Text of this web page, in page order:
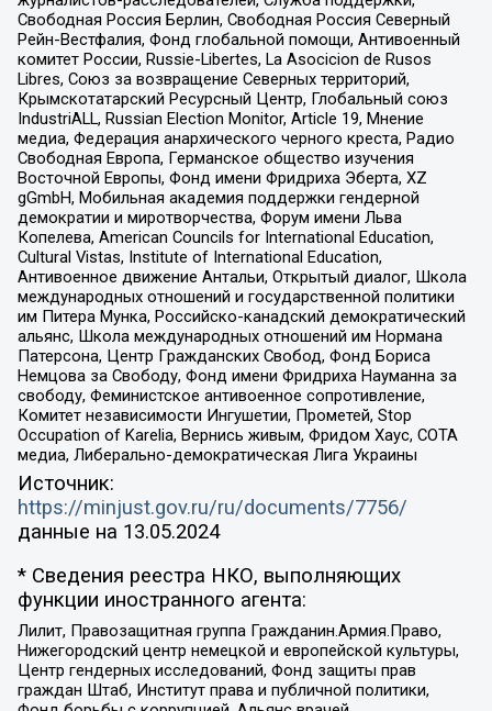
Свободная Россия Берлин, Свободная Россия Северный
Рейн-Вестфалия, Фонд глобальной помощи, Антивоенный
комитет России, Russie-Libertes, La Asocicion de Rusos
Libres, Союз за возвращение Северных территорий,
Крымскотатарский Ресурсный Центр, Глобальный союз
IndustriALL, Russian Election Monitor, Article 19, Мнение
медиа, Федерация анархического черного креста, Радио
Свободная Европа, Германское общество изучения
Восточной Европы, Фонд имени Фридриха Эберта, XZ
gGmbH, Мобильная академия поддержки гендерной
демократии и миротворчества, Форум имени Льва
Копелева, American Councils for International Education,
Cultural Vistas, Institute of International Education,
Антивоенное движение Антальи, Открытый диалог, Школа
международных отношений и государственной политики
им Питера Мунка, Российско-канадский демократический
альянс, Школа международных отношений им Нормана
Патерсона, Центр Гражданских Свобод, Фонд Бориса
Немцова за Свободу, Фонд имени Фридриха Науманна за
свободу, Феминистское антивоенное сопротивление,
Комитет независимости Ингушетии, Прометей, Stop
Occupation of Karelia, Вернись живым, Фридом Хаус, СОТА
медиа, Либерально-демократическая Лига Украины
Источник:
https://minjust.gov.ru/ru/documents/7756/
данные на 13.05.2024
* Сведения реестра НКО, выполняющих
функции иностранного агента:
Лилит, Правозащитная группа Гражданин.Армия.Право,
Нижегородский центр немецкой и европейской культуры,
Центр гендерных исследований, Фонд защиты прав
граждан Штаб, Институт права и публичной политики,